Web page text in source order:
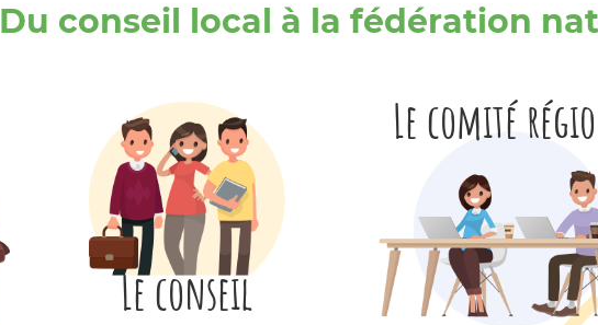
Du conseil local à la fédération
Le conseil
Le comité